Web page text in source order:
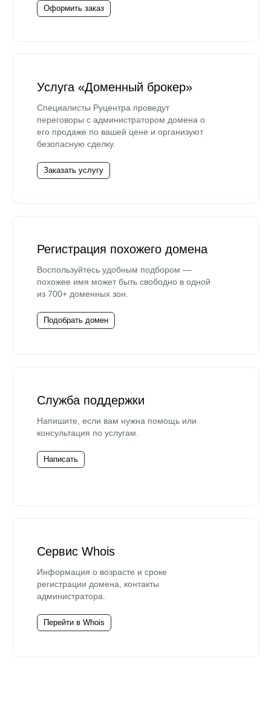
Оформить заказ
Услуга «Доменный брокер»
Специалисты Руцентра проведут
переговоры с администратором домена о
его продаже по вашей цене и организуют
безопасную сделку.
Заказать услугу
Регистрация похожего домена
Воспользуйтесь удобным подбором —
похожее имя может быть свободно в одной
из 700+ доменных зон.
Подобрать домен
Служба поддержки
Напишите, если вам нужна помощь или
консультация по услугам.
Написать
Сервис Whois
Информация о возрасте и сроке
регистрации домена, контакты
администратора.
Перейти в Whois